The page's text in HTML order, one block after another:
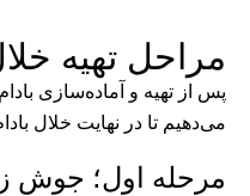
مراحل تهیه
پس از تهیه و آماده‌سازی
می‌دهیم تا در نهایت خلال
مرحله اول؛ جوش